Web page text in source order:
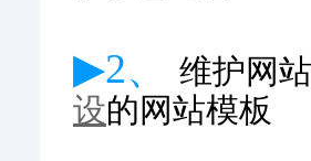
▶2、
维护网
设的网站模板